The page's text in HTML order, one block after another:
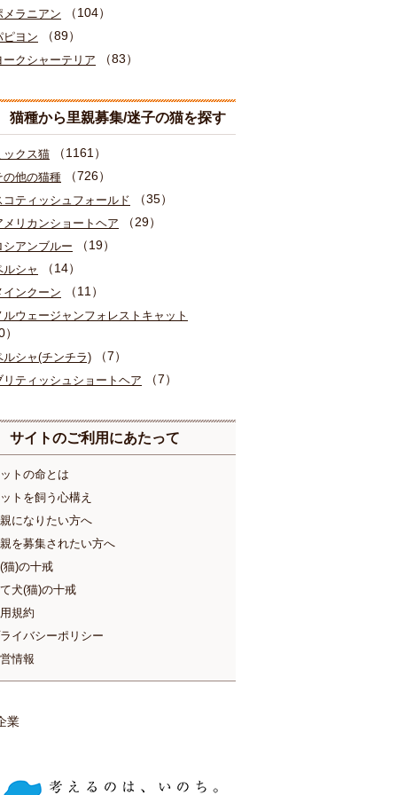
メラニアン （104）
ピヨン （89）
ークシャーテリア （83）
猫種から里親募集/迷子の猫を探す
ックス猫 （1161）
の他の猫種 （726）
コティッシュフォールド （35）
メリカンショートヘア （29）
シアンブルー （19）
ルシャ （14）
インクーン （11）
ルウェージャンフォレストキャット
ルシャ(チンチラ) （7）
リティッシュショートヘア （7）
サイトのご利用にあたって
トの命とは
トを飼う心構え
になりたい方へ
を募集されたい方へ
猫)の十戒
犬(猫)の十戒
規約
イバシーポリシー
情報
業